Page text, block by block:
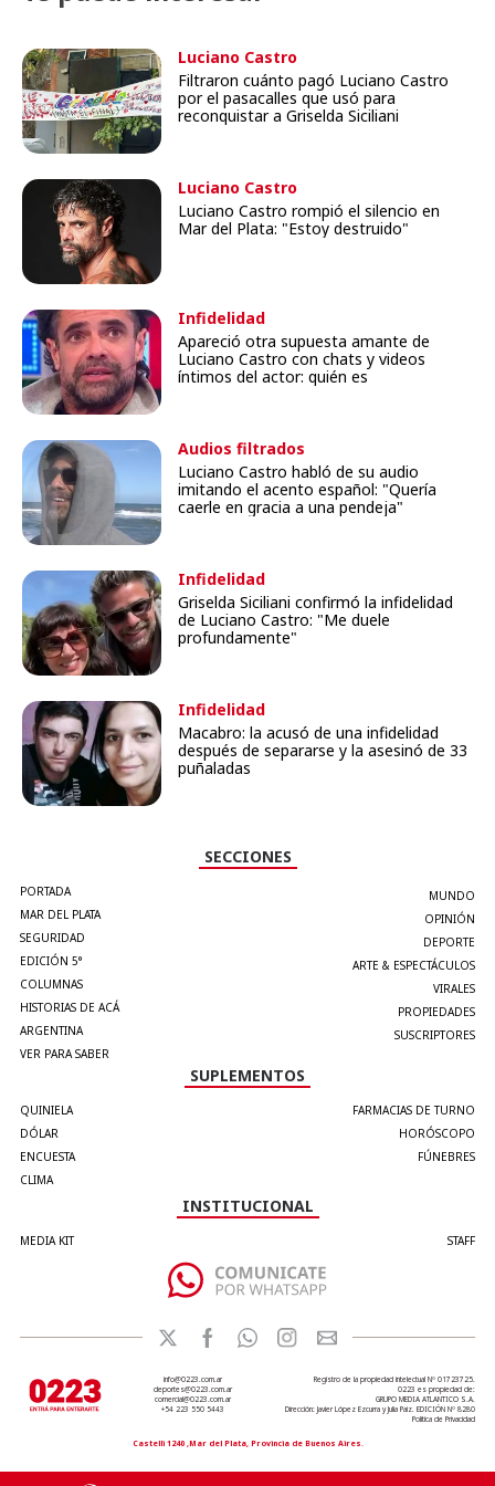
Luciano Castro
Filtraron cuánto pagó Luciano Castro
por el pasacalles que usó para
reconquistar a Griselda Siciliani
Luciano Castro
Luciano Castro rompió el silencio en
Mar del Plata: "Estoy destruido"
Infidelidad
Apareció otra supuesta amante de
Luciano Castro con chats y videos
íntimos del actor: quién es
Audios filtrados
Luciano Castro habló de su audio
imitando el acento español: "Quería
caerle en gracia a una pendeja"
Infidelidad
Griselda Siciliani confirmó la infidelidad
de Luciano Castro: "Me duele
profundamente"
Infidelidad
Macabro: la acusó de una infidelidad
después de separarse y la asesinó de 33
puñaladas
SECCIONES
PORTADA
MAR DEL PLATA
SEGURIDAD
EDICIÓN 5°
COLUMNAS
HISTORIAS DE ACÁ
ARGENTINA
VER PARA SABER
MUNDO
OPINIÓN
DEPORTE
ARTE & ESPECTÁCULOS
VIRALES
PROPIEDADES
SUSCRIPTORES
SUPLEMENTOS
QUINIELA
DÓLAR
ENCUESTA
CLIMA
FARMACIAS DE TURNO
HORÓSCOPO
FÚNEBRES
INSTITUCIONAL
MEDIA KIT STAFF
info@0223.com.ar
deportes@0223.com.ar
comercial@0223.com.ar
+54 223 550 5443
Registro de la propiedad intelectual Nº 01723725.
0223 es propiedad de:
GRUPO MEDIA ATLANTICO S.A.
Dirección: Javier López Ezcurra y Julia Paiz. EDICIÓN Nº 8280
Política de Privacidad
Castelli 1240 ,Mar del Plata, Provincia de Buenos Aires.